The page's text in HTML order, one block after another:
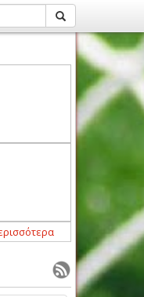
ενίσχυση με Μάρτιν